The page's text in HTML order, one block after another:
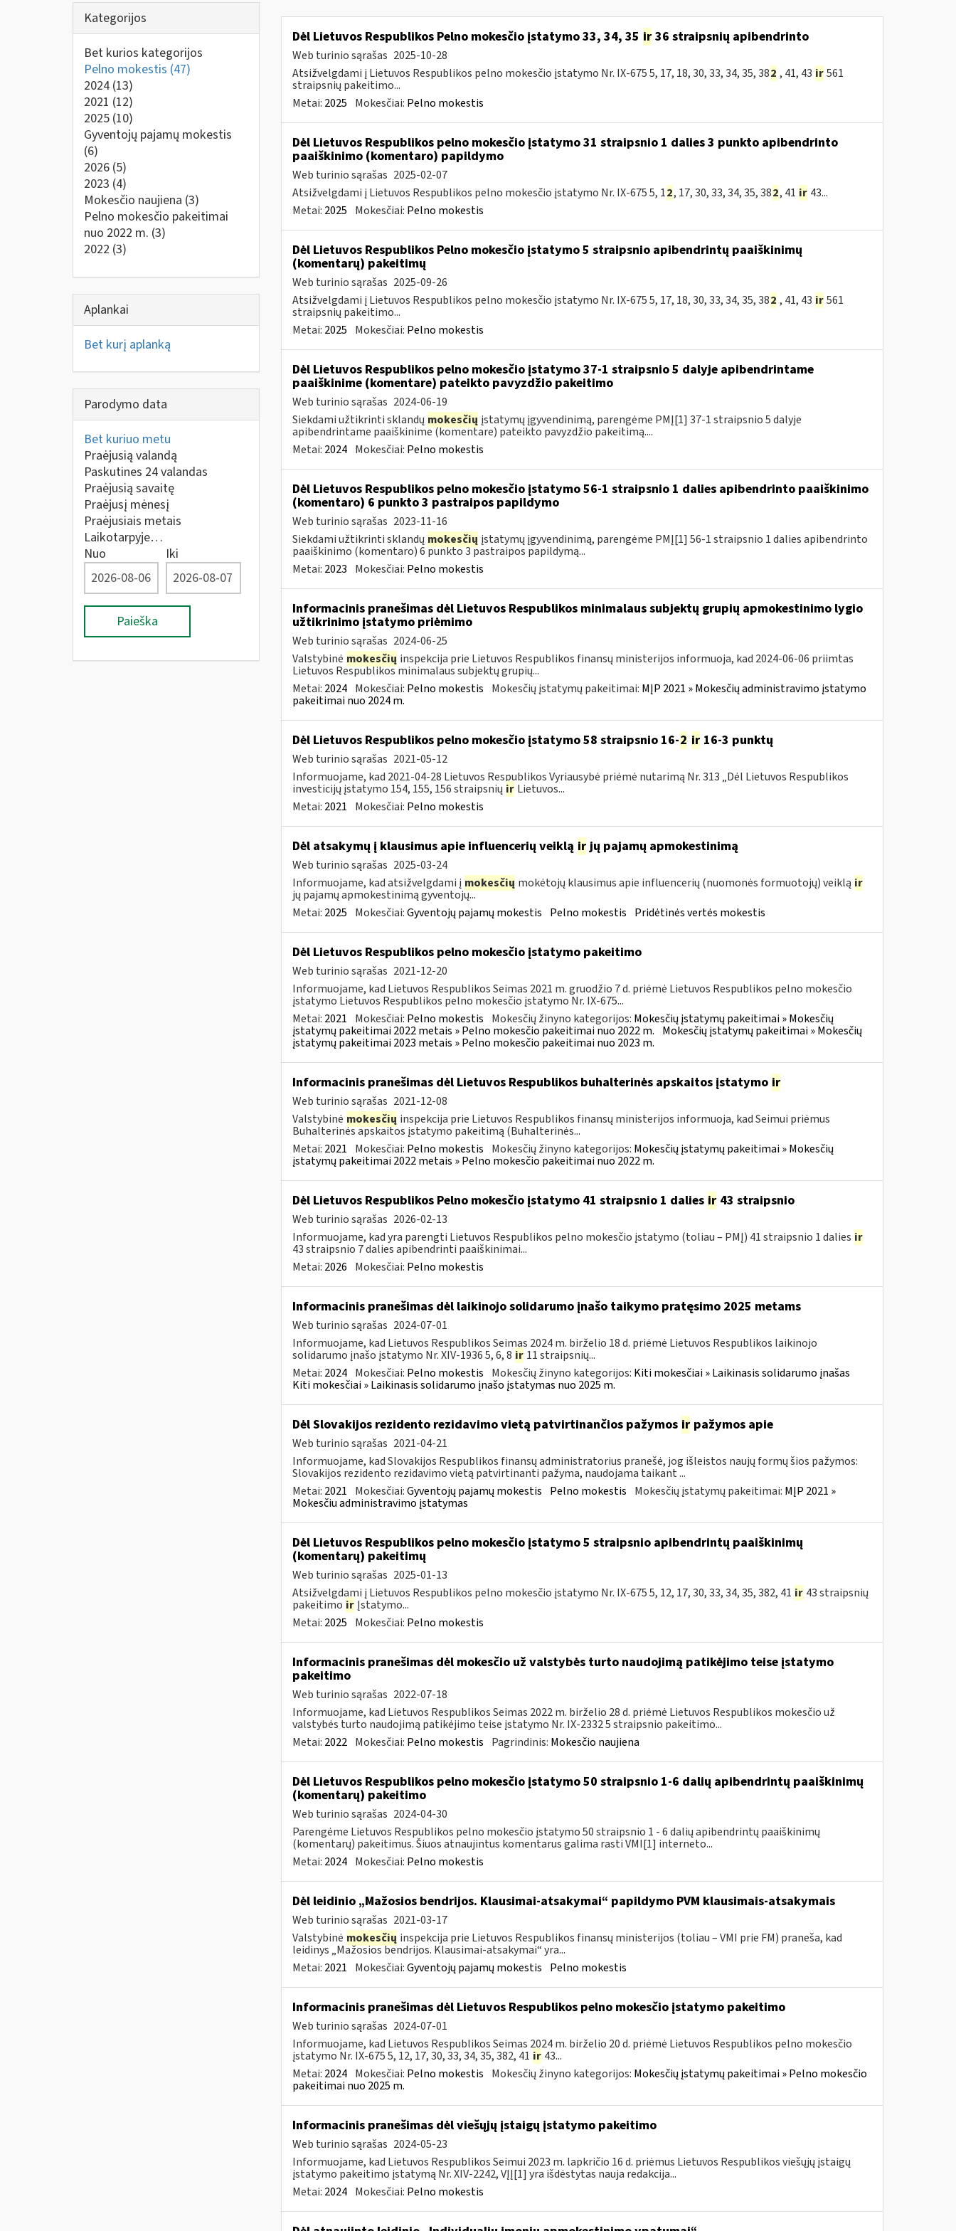
Kategorijos
Bet kurios kategorijos
Pelno mokestis (47)
2024 (13)
2021 (12)
2025 (10)
Gyventojų pajamų mokestis
(6)
2026 (5)
2023 (4)
Mokesčio naujiena (3)
Pelno mokesčio pakeitimai
nuo 2022 m. (3)
2022 (3)
Aplankai
Bet kurį aplanką
Parodymo data
Bet kuriuo metu
Praėjusią valandą
Paskutines 24 valandas
Praėjusią savaitę
Praėjusį mėnesį
Praėjusiais metais
Laikotarpyje…
Nuo
Iki
Paieška
Dėl Lietuvos Respublikos Pelno mokesčio įstatymo 33, 34, 35 ir36 straipsnių apibendrinto
Web turinio sąrašas 2025-10-28
Atsižvelgdami į Lietuvos Respublikos pelno mokesčio įstatymo Nr. IX-675 5, 17, 18, 30, 33, 34, 35, 382 , 41, 43 ir 561
straipsnių pakeitimo...
Metai: 2025 Mokesčiai: Pelno mokestis
Dėl Lietuvos Respublikos pelno mokesčio įstatymo 31 straipsnio 1 dalies 3 punkto apibendrinto
paaiškinimo (komentaro) papildymo
Web turinio sąrašas 2025-02-07
Atsižvelgdami į Lietuvos Respublikos pelno mokesčio įstatymo Nr. IX-675 5, 12, 17, 30, 33, 34, 35, 382, 41 ir 43...
Metai: 2025 Mokesčiai: Pelno mokestis
Dėl Lietuvos Respublikos Pelno mokesčio įstatymo 5 straipsnio apibendrintų paaiškinimų
(komentarų) pakeitimų
Web turinio sąrašas 2025-09-26
Atsižvelgdami į Lietuvos Respublikos pelno mokesčio įstatymo Nr. IX-675 5, 17, 18, 30, 33, 34, 35, 382 , 41, 43 ir 561
straipsnių pakeitimo...
Metai: 2025 Mokesčiai: Pelno mokestis
Dėl Lietuvos Respublikos pelno mokesčio įstatymo 37-1 straipsnio 5 dalyje apibendrintame
paaiškinime (komentare) pateikto pavyzdžio pakeitimo
Web turinio sąrašas 2024-06-19
Siekdami užtikrinti sklandų mokesčių įstatymų įgyvendinimą, parengėme PMĮ[1] 37-1 straipsnio 5 dalyje
apibendrintame paaiškinime (komentare) pateikto pavyzdžio pakeitimą....
Metai: 2024 Mokesčiai: Pelno mokestis
Dėl Lietuvos Respublikos pelno mokesčio įstatymo 56-1 straipsnio 1 dalies apibendrinto paaiškinimo
(komentaro) 6 punkto 3 pastraipos papildymo
Web turinio sąrašas 2023-11-16
Siekdami užtikrinti sklandų mokesčių įstatymų įgyvendinimą, parengėme PMĮ[1] 56-1 straipsnio 1 dalies apibendrinto
paaiškinimo (komentaro) 6 punkto 3 pastraipos papildymą...
Metai: 2023 Mokesčiai: Pelno mokestis
Informacinis pranešimas dėl Lietuvos Respublikos minimalaus subjektų grupių apmokestinimo lygio
užtikrinimo įstatymo priėmimo
Web turinio sąrašas 2024-06-25
Valstybinė mokesčių inspekcija prie Lietuvos Respublikos finansų ministerijos informuoja, kad 2024-06-06 priimtas
Lietuvos Respublikos minimalaus subjektų grupių...
Metai: 2024 Mokesčiai: Pelno mokestis Mokesčių įstatymų pakeitimai: MĮP 2021 » Mokesčių administravimo įstatymo
pakeitimai nuo 2024 m.
Dėl Lietuvos Respublikos pelno mokesčio įstatymo 58 straipsnio 16-2 ir16-3 punktų
Web turinio sąrašas 2021-05-12
Informuojame, kad 2021-04-28 Lietuvos Respublikos Vyriausybė priėmė nutarimą Nr. 313 „Dėl Lietuvos Respublikos
investicijų įstatymo 154, 155, 156 straipsnių ir Lietuvos...
Metai: 2021 Mokesčiai: Pelno mokestis
Dėl atsakymų į klausimus apie influencerių veiklą irjų pajamų apmokestinimą
Web turinio sąrašas 2025-03-24
Informuojame, kad atsižvelgdami į mokesčių mokėtojų klausimus apie influencerių (nuomonės formuotojų) veiklą ir
jų pajamų apmokestinimą gyventojų...
Metai: 2025 Mokesčiai:Gyventojų pajamų mokestis Pelno mokestis Pridėtinės vertės mokestis
Dėl Lietuvos Respublikos pelno mokesčio įstatymo pakeitimo
Web turinio sąrašas 2021-12-20
Informuojame, kad Lietuvos Respublikos Seimas 2021 m. gruodžio 7 d. priėmė Lietuvos Respublikos pelno mokesčio
įstatymo Lietuvos Respublikos pelno mokesčio įstatymo Nr. IX-675...
Metai: 2021 Mokesčiai: Pelno mokestis Mokesčių žinyno kategorijos: Mokesčių įstatymų pakeitimai » Mokesčių
įstatymų pakeitimai 2022 metais » Pelno mokesčio pakeitimai nuo 2022 m. Mokesčių įstatymų pakeitimai » Mokesčių
įstatymų pakeitimai 2023 metais » Pelno mokesčio pakeitimai nuo 2023 m.
Informacinis pranešimas dėl Lietuvos Respublikos buhalterinės apskaitos įstatymo ir
Web turinio sąrašas 2021-12-08
Valstybinė mokesčių inspekcija prie Lietuvos Respublikos finansų ministerijos informuoja, kad Seimui priėmus
Buhalterinės apskaitos įstatymo pakeitimą (Buhalterinės...
Metai: 2021 Mokesčiai: Pelno mokestis Mokesčių žinyno kategorijos: Mokesčių įstatymų pakeitimai » Mokesčių
įstatymų pakeitimai 2022 metais » Pelno mokesčio pakeitimai nuo 2022 m.
Dėl Lietuvos Respublikos Pelno mokesčio įstatymo 41 straipsnio 1 dalies ir43 straipsnio
Web turinio sąrašas 2026-02-13
Informuojame, kad yra parengti Lietuvos Respublikos pelno mokesčio įstatymo (toliau – PMĮ) 41 straipsnio 1 dalies ir
43 straipsnio 7 dalies apibendrinti paaiškinimai...
Metai: 2026 Mokesčiai: Pelno mokestis
Informacinis pranešimas dėl laikinojo solidarumo įnašo taikymo pratęsimo 2025 metams
Web turinio sąrašas 2024-07-01
Informuojame, kad Lietuvos Respublikos Seimas 2024 m. birželio 18 d. priėmė Lietuvos Respublikos laikinojo
solidarumo įnašo įstatymo Nr. XIV-1936 5, 6, 8 ir 11 straipsnių...
Metai: 2024 Mokesčiai: Pelno mokestis Mokesčių žinyno kategorijos: Kiti mokesčiai » Laikinasis solidarumo įnašas
Kiti mokesčiai » Laikinasis solidarumo įnašo įstatymas nuo 2025 m.
Dėl Slovakijos rezidento rezidavimo vietą patvirtinančios pažymos irpažymos apie
Web turinio sąrašas 2021-04-21
Informuojame, kad Slovakijos Respublikos finansų administratorius pranešė, jog išleistos naujų formų šios pažymos:
Slovakijos rezidento rezidavimo vietą patvirtinanti pažyma, naudojama taikant ...
Metai: 2021 Mokesčiai:Gyventojų pajamų mokestis Pelno mokestis Mokesčių įstatymų pakeitimai: MĮP 2021 »
Mokesčiu administravimo įstatymas
Dėl Lietuvos Respublikos pelno mokesčio įstatymo 5 straipsnio apibendrintų paaiškinimų
(komentarų) pakeitimų
Web turinio sąrašas 2025-01-13
Atsižvelgdami į Lietuvos Respublikos pelno mokesčio įstatymo Nr. IX-675 5, 12, 17, 30, 33, 34, 35, 382, 41 ir 43 straipsnių
pakeitimo ir Įstatymo...
Metai: 2025 Mokesčiai: Pelno mokestis
Informacinis pranešimas dėl mokesčio už valstybės turto naudojimą patikėjimo teise įstatymo
pakeitimo
Web turinio sąrašas 2022-07-18
Informuojame, kad Lietuvos Respublikos Seimas 2022 m. birželio 28 d. priėmė Lietuvos Respublikos mokesčio už
valstybės turto naudojimą patikėjimo teise įstatymo Nr. IX-2332 5 straipsnio pakeitimo...
Metai: 2022 Mokesčiai: Pelno mokestis Pagrindinis: Mokesčio naujiena
Dėl Lietuvos Respublikos pelno mokesčio įstatymo 50 straipsnio 1-6 dalių apibendrintų paaiškinimų
(komentarų) pakeitimo
Web turinio sąrašas 2024-04-30
Parengėme Lietuvos Respublikos pelno mokesčio įstatymo 50 straipsnio 1 - 6 dalių apibendrintų paaiškinimų
(komentarų) pakeitimus. Šiuos atnaujintus komentarus galima rasti VMI[1] interneto...
Metai: 2024 Mokesčiai: Pelno mokestis
Dėl leidinio „Mažosios bendrijos. Klausimai-atsakymai“ papildymo PVM klausimais-atsakymais
Web turinio sąrašas 2021-03-17
Valstybinė mokesčių inspekcija prie Lietuvos Respublikos finansų ministerijos (toliau – VMI prie FM) praneša, kad
leidinys „Mažosios bendrijos. Klausimai-atsakymai“ yra...
Metai: 2021 Mokesčiai:Gyventojų pajamų mokestis Pelno mokestis
Informacinis pranešimas dėl Lietuvos Respublikos pelno mokesčio įstatymo pakeitimo
Web turinio sąrašas 2024-07-01
Informuojame, kad Lietuvos Respublikos Seimas 2024 m. birželio 20 d. priėmė Lietuvos Respublikos pelno mokesčio
įstatymo Nr. IX-675 5, 12, 17, 30, 33, 34, 35, 382, 41 ir 43...
Metai: 2024 Mokesčiai: Pelno mokestis Mokesčių žinyno kategorijos: Mokesčių įstatymų pakeitimai » Pelno mokesčio
pakeitimai nuo 2025 m.
Informacinis pranešimas dėl viešųjų įstaigų įstatymo pakeitimo
Web turinio sąrašas 2024-05-23
Informuojame, kad Lietuvos Respublikos Seimui 2023 m. lapkričio 16 d. priėmus Lietuvos Respublikos viešųjų įstaigų
įstatymo pakeitimo įstatymą Nr. XIV-2242, VĮĮ[1] yra išdėstytas nauja redakcija...
Metai: 2024 Mokesčiai: Pelno mokestis